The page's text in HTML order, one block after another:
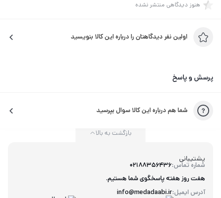
هنوز دیدگاهی منتشر نشده
اولین نفر دیدگاهتان را درباره این کالا بنویسید
پرسش و پاسخ
شما هم درباره این کالا سوال بپرسید
پشتیبانی
شماره تماس:02188356436
آدرس ایمیل:info@medadaabi.ir
هفت روز هفته پاسخگوی شما هستیم.
بازگشت به بالا